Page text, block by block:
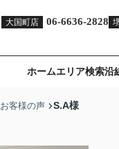
大国町店 06-6636-2828
ホームエリア検索沿
お客様の声 S.A様